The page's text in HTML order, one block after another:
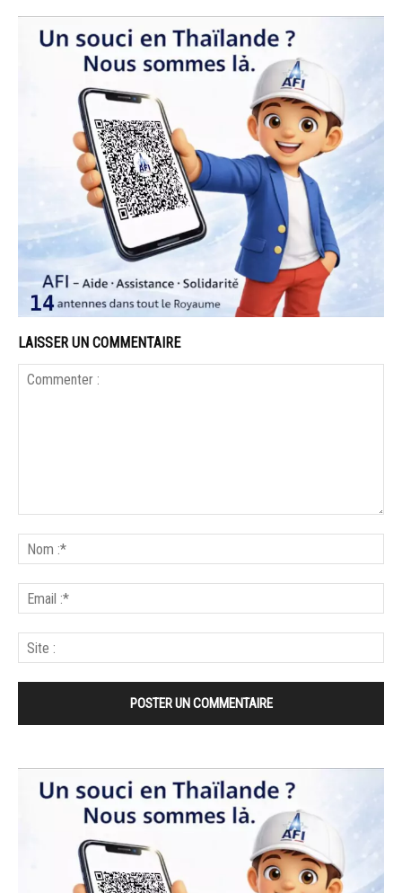
LAISSER UN COMMENTAIRE